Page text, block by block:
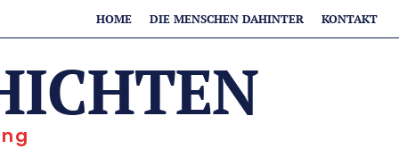
HOME DIE MENSCHEN DAHINTER KONTAKT